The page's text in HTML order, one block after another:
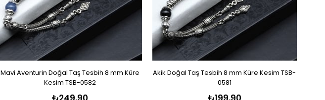
Mavi Aventurin Doğal Taş Tesbih 8 mm Küre
Kesim TSB-0582
Akik Doğal Taş Tesbih 8 mm Küre Kesim TSB-
0581